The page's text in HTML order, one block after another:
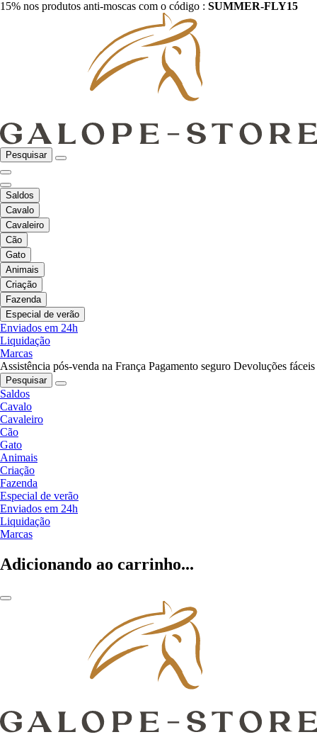
15% nos produtos anti-moscas com o código : SUMMER-FLY15
Pesquisar
Saldos
Cavalo
Cavaleiro
Cão
Gato
Animais
Criação
Fazenda
Especial de verão
Enviados em 24h
Liquidação
Marcas
Assistência pós-venda na França Pagamento seguro Devoluções fáceis
Pesquisar
Saldos
Cavalo
Cavaleiro
Cão
Gato
Animais
Criação
Fazenda
Especial de verão
Enviados em 24h
Liquidação
Marcas
Adicionando ao carrinho...